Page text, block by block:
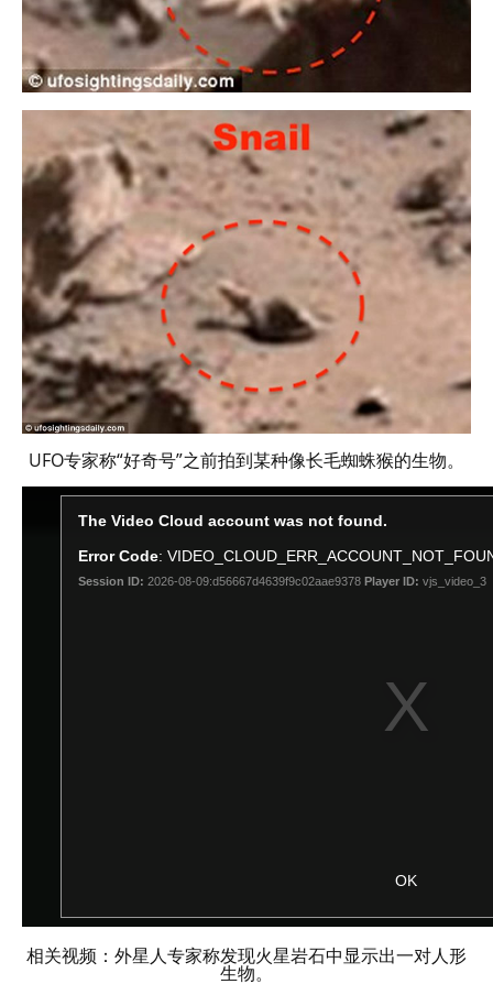
UFO专家称“好奇号”之前拍到某种像长毛蜘蛛猴的生物。
相关视频：外星人专家称发现火星岩石中显示出一对人形
生物。